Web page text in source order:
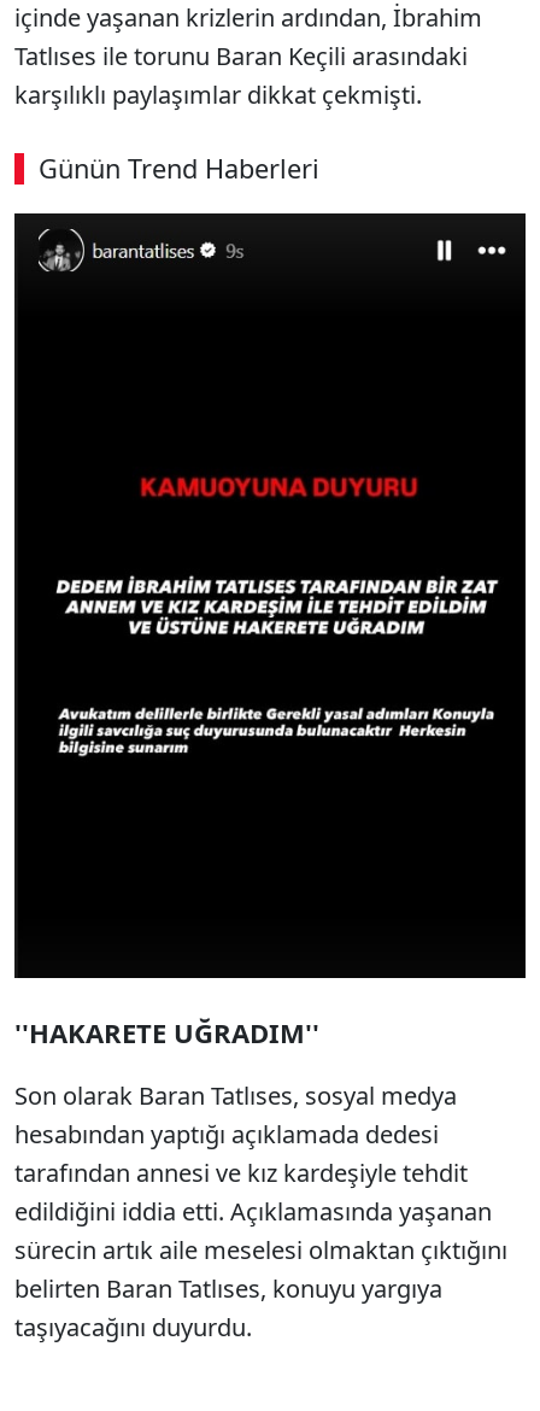
içinde yaşanan krizlerin ardından, İbrahim
Tatlıses ile torunu Baran Keçili arasındaki
karşılıklı paylaşımlar dikkat çekmişti.
Günün Trend Haberleri
00:02 / 08:06
Sesi Aç
''HAKARETE UĞRADIM''
Son olarak Baran Tatlıses, sosyal medya
hesabından yaptığı açıklamada dedesi
tarafından annesi ve kız kardeşiyle tehdit
edildiğini iddia etti. Açıklamasında yaşanan
sürecin artık aile meselesi olmaktan çıktığını
belirten Baran Tatlıses, konuyu yargıya
taşıyacağını duyurdu.